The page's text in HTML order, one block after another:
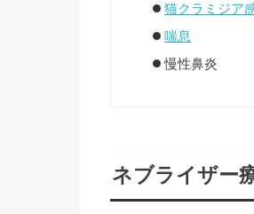
猫クラミジア
喘息
慢性鼻炎
ネブライザー